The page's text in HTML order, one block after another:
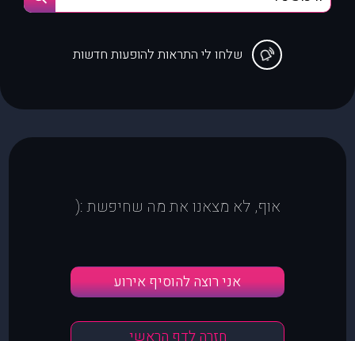
שלחו לי התראות להופעות חדשות
אוף, לא מצאנו את מה שחיפשת :(
אני רוצה להוסיף אירוע
חזרה לדף הראשי